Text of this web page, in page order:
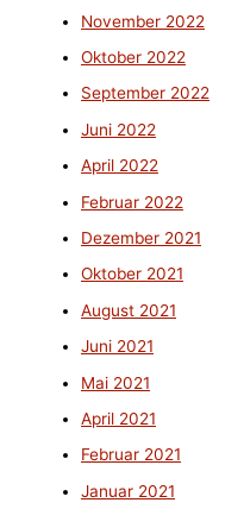
November 2022
Oktober 2022
September 2022
Juni 2022
April 2022
Februar 2022
Dezember 2021
Oktober 2021
August 2021
Juni 2021
Mai 2021
April 2021
Februar 2021
Januar 2021